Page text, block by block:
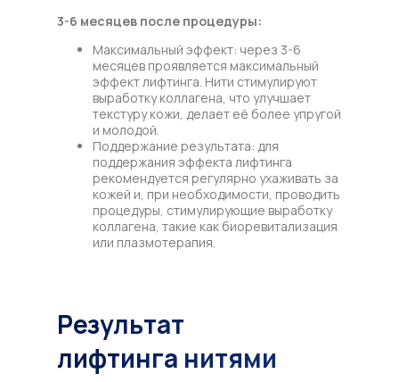
3-6 месяцев после процедуры:
Максимальный эффект: через 3-6
месяцев проявляется максимальный
эффект лифтинга. Нити стимулируют
выработку коллагена, что улучшает
текстуру кожи, делает её более упругой
и молодой.
Поддержание результата: для
поддержания эффекта лифтинга
рекомендуется регулярно ухаживать за
кожей и, при необходимости, проводить
процедуры, стимулирующие выработку
коллагена, такие как биоревитализация
или плазмотерапия.
Избегайте массажа и механического
воздействия: массаж и другие
манипуляции с лицом могут привести к
смещению нитей, особенно в первые
Результат
лифтинга нитями